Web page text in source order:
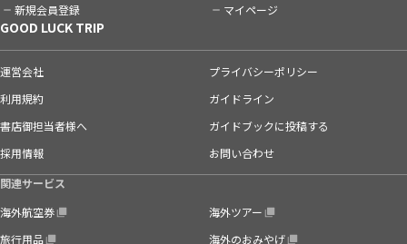
新規会員登録 マイページ
GOOD LUCK TRIP
運営会社
プライバシーポリシー
利用規約
ガイドライン
書店御担当者様へ
ガイドブックに投稿する
採用情報
お問い合わせ
関連サービス
海外航空券
海外ツアー
旅行用品
海外のおみやげ